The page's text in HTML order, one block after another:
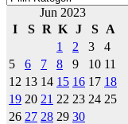
Jun 2023
I
S R K J S
A
1
2 3
4
5
6 7 8 9 10 11
12 13 14 15 16 17 18
19 20 21 22 23 24 25
26 27 28 29 30